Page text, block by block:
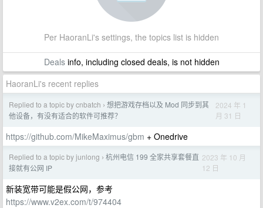
Per HaoranLi's settings, the topics list is hidden
Dealsinfo, including closed deals, is not hidden
HaoranLi's recent replies
Replied to a topic by cnbatch › 想把游戏存档以及 Mod 同步到其
他设备，有没有适合的软件可推荐？
2024 年 1
月 31 日
https://github.com/MikeMaximus/gbm + Onedrive
Replied to a topic by junlong › 杭州电信 199 全家共享套餐直
接就有公网 IP
2023 年 10 月
12 日
新装宽带可能是假公网，参考
https://www.v2ex.com/t/974404